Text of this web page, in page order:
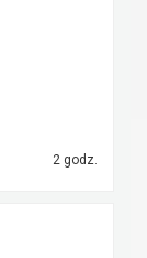
2 godz.